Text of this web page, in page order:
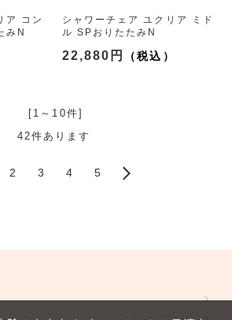
ア コン
みN
シャワーチェア ユクリア ミド
ル SPおりたたみN
22,880円
[1～10件]
42件あります
2 3 4 5